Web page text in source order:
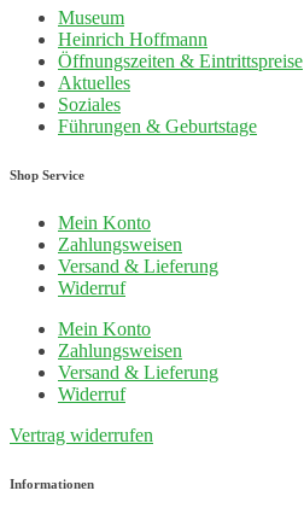
Museum
Heinrich Hoffmann
Öffnungszeiten & Eintrittspreise
Aktuelles
Soziales
Führungen & Geburtstage
Shop Service
Mein Konto
Zahlungsweisen
Versand & Lieferung
Widerruf
Mein Konto
Zahlungsweisen
Versand & Lieferung
Widerruf
Vertrag widerrufen
Informationen